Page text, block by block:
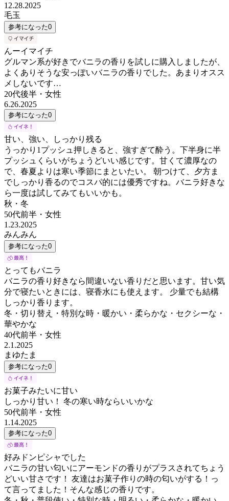
12.28.2025
毛玉
参考になった0
んーイマイチ
グルマン系が好きでバニラの香りを試しに購入しましたが、
よくありそうな安っぽいバニラの香りでした。あまりオスス
メしないです…
20代後半 ・ 女性
6.26.2025
参考になった0
甘い、強い、しっかり残る
うっかり1プッシュ押しきると、強すぎて酔う。下半身に半
プッシュくらいがちょうどいい感じです。甘くて濃厚なの
で、春夏よりは寒い季節にまといたい。 朝つけて、夕方ま
でしっかり香るのでコスパ的には優秀ですね。バニラ好きな
ら一度は試してみてもいいかも。
秋・冬
50代前半 ・ 女性
1.23.2025
みんみん
参考になった0
とってもバニラ
バニラの香り好きなら間違いない香りだと思います。甘い気
分で寝たいときには、寝香水にも使えます。 少量でも結構
しっかり香ります。
冬・切り替え・特別な時・暖かい・柔らかな・セクシーな・
華やかな
40代前半 ・ 女性
2.1.2025
まゆたま
参考になった0
お菓子みたいに甘い
しっかり甘い！ 冬の寒い時ならいいかな
50代前半 ・ 女性
1.14.2025
参考になった0
好みドンピシャでした
バニラの甘い匂いにアーモンドの香りがプラスされてちょう
どいい甘さです！ 友達はお菓子作りの時の匂いがする！っ
て言ってました！そんな感じの香りです。